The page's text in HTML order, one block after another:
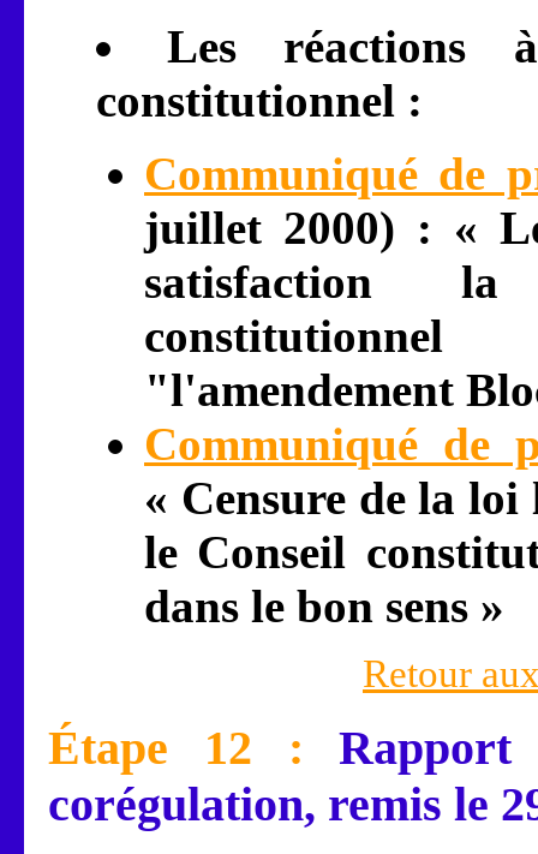
Les réactions
constitutionnel :
Communiqué de
juillet 2000) : «
satisfaction
constitutionnel
"l'amendement
Communiqué de
« Censure de la
le Conseil
dans le bon sens »
Retour
Étape 12 :
corégulation, remis le